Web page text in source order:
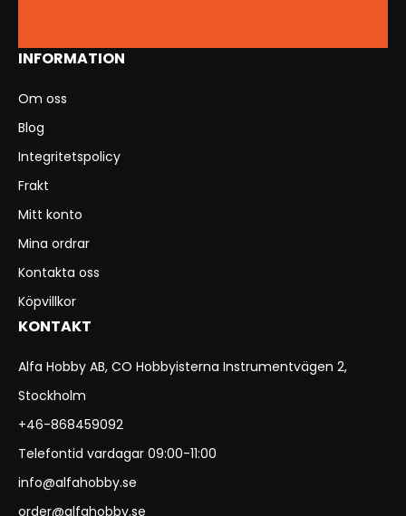
INFORMATION
Om oss
Blog
Integritetspolicy
Frakt
Mitt konto
Mina ordrar
Kontakta oss
Köpvillkor
KONTAKT
Alfa Hobby AB, CO Hobbyisterna Instrumentvägen 2,
Stockholm
+46-868459092
Telefontid vardagar 09:00-11:00
info@alfahobby.se
order@alfahobby.se